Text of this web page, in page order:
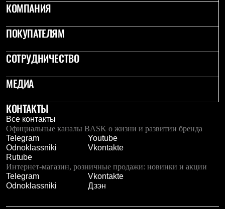
Куртки
Флисовая одежда
Куртки
Брюки
Комбинезоны
Термобелье
Снаряжение
Палатки и тенты
Палатки
Тенты
Аксессуары для палаток
Рюкзаки
Экспедиционные
Легкоходные
Альпинистские
Городские
Аксессуары для рюкзаков
Спальные мешки
Комбинированные
КОМПАНИЯ
ПОКУПАТЕЛЯМ
СОТРУДНИЧЕСТВО
МЕДИА
КОНТАКТЫ
Все контакты
Официальные каналы BASK о жизни и развитии бренда
Telegram
Youtube
Odnoklassniki
Vkontakte
Rutube
Интернет-магазин, розничные продажи: новинки и акции
Telegram
Vkontakte
Odnoklassniki
Дзэн